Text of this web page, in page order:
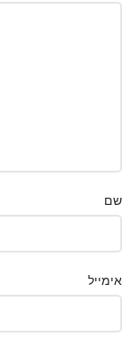
שם
אימייל